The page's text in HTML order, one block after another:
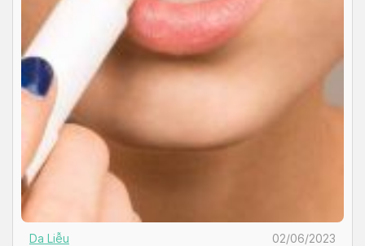
Da Liễu 02/06/2023